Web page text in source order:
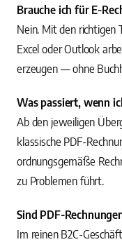
Brauche ich für E-
Nein. Mit den richtigen
Excel oder Outlook
erzeugen — ohne
Was passiert, wenn
Ab den jeweiligen
klassische PDF-
ordnungsgemäße
zu Problemen führt.
Sind PDF-
Im reinen B2C-